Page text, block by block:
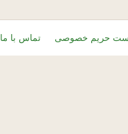
حریم خصوصی تماس با ما